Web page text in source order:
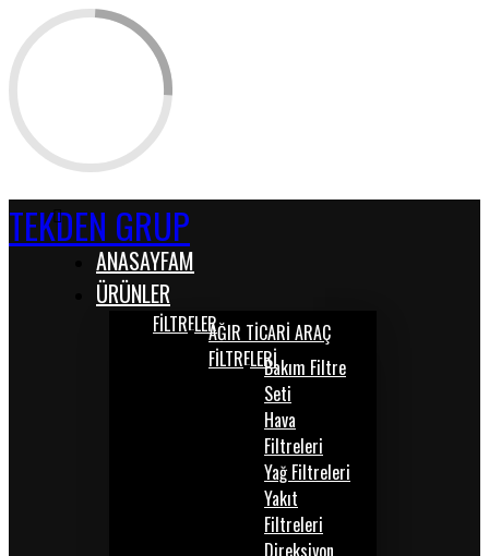
TEKDEN GRUP
ANASAYFAM
ÜRÜNLER
FİLTRELERAĞIR TİCARİ ARAÇ
FİLTRELERİBakım Filtre
Seti
Hava
Filtreleri
Yağ Filtreleri
Yakıt
Filtreleri